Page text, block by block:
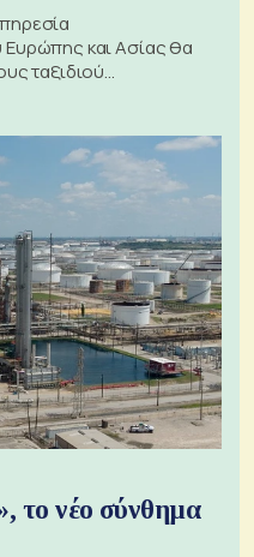
και Ασίας θα
ταξιδιού
ως πλωτή οδό
το νέο σύνθημα